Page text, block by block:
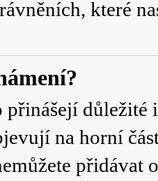
které
přinášejí
na horní
přidávat